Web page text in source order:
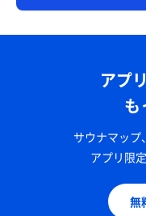
アプ
も
サウナマップ
アプリ限
無